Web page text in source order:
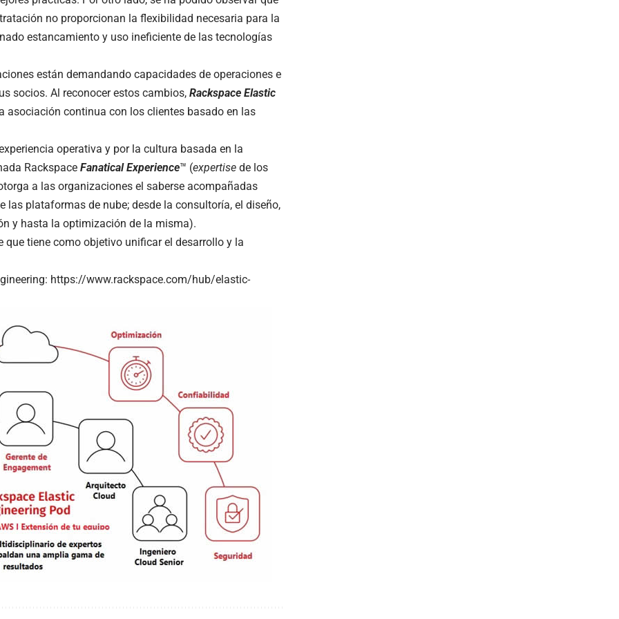
no proporcionan la flexibilidad necesaria para la
estancamiento y uso ineficiente de las tecnologías
están demandando capacidades de operaciones e
socios. Al reconocer estos cambios, Rackspace Elastic
asociación continua con los clientes basado en las
operativa y por la cultura basada en la
Rackspace Fanatical Experience™ (expertise de los
a las organizaciones el saberse acompañadas
las plataformas de nube; desde la consultoría, el diseño,
y hasta la optimización de la misma).
tiene como objetivo unificar el desarrollo y la
https://www.rackspace.com/hub/elastic-